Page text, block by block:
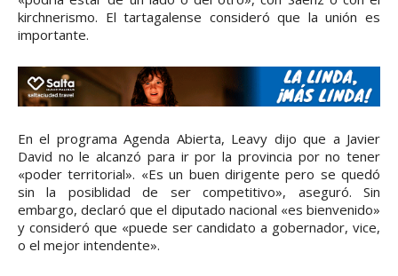
kirchnerismo. El tartagalense consideró que la unión es
importante.
En el programa Agenda Abierta, Leavy dijo que a Javier
David no le alcanzó para ir por la provincia por no tener
«poder territorial». «Es un buen dirigente pero se quedó
sin la posiblidad de ser competitivo», aseguró. Sin
embargo, declaró que el diputado nacional «es bienvenido»
y consideró que «puede ser candidato a gobernador, vice,
o el mejor intendente».